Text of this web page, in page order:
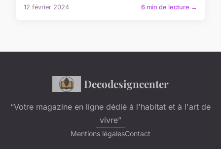
12 février 2024 6 min de lecture →
Decodesigncenter
“Votre magazine en ligne dédié à l'habitat et à l'art de
vivre”
Mentions légalesContact